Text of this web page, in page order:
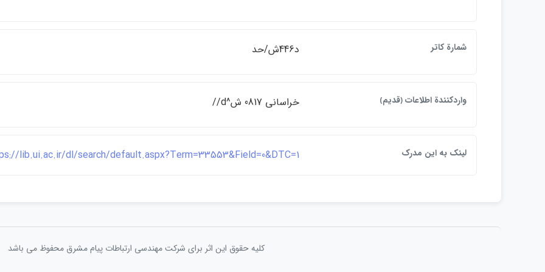
شمارة كاتر د446ش/حد
واردكنندة اطلاعات ﴿قديم﴾ خراساني 0817 ش^d//
لينک به اين مدرک lib.ui.ac.ir/dl/search/default.aspx?Term=33553&Field=0&DTC=1
کلیه حقوق این اثر برای شرکت مهندسی ارتباطات پيام مشرق محفوظ می باشد